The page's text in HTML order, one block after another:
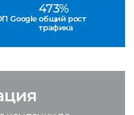
Google
473%
общий рост
трафика